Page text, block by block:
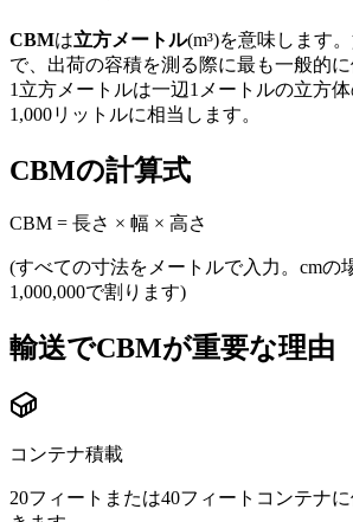
CBMは立方メートル(m³)を意味します
で、出荷の容積を測る際に最も一般的に
1立方メートルは一辺1メートルの立方体
1,000リットルに相当します。
CBMの計算式
CBM = 長さ × 幅 × 高さ
(すべての寸法をメートルで入力。cmの
1,000,000で割ります)
輸送でCBMが重要な理由
コンテナ積載
20フィートまたは40フィートコンテナ